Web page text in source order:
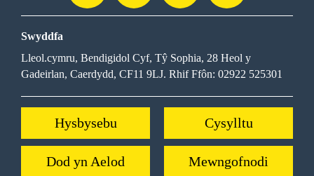
Swyddfa
Lleol.cymru, Bendigidol Cyf, Tŷ Sophia, 28 Heol y
Gadeirlan, Caerdydd, CF11 9LJ. Rhif Ffôn: 02922 525301
Hysbysebu Cysylltu
Dod yn Aelod Mewngofnodi